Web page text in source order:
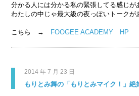
分かる人には分かる私の緊張してる感じが
わたしの中じゃ最大級の夜っぽいトークが
こちら → FOOGEE ACADEMY HP
2014 年 7 月 23 日
もりとみ舞の「もりとみマイク！」絶